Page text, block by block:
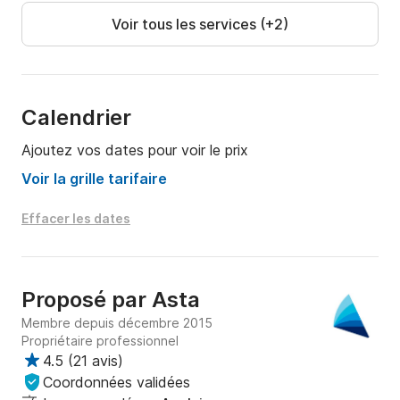
Voir tous les services (+2)
Calendrier
Ajoutez vos dates pour voir le prix
Voir la grille tarifaire
Effacer les dates
Proposé par Asta
Membre depuis décembre 2015
Propriétaire professionnel
4.5 (21 avis)
Coordonnées validées